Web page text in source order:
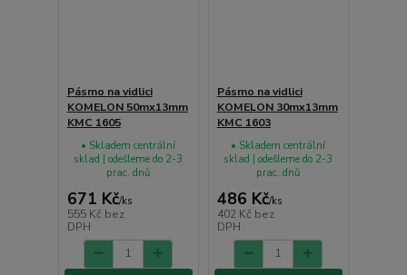
Pásmo na vidlici
KOMELON 50mx13mm
KMC 1605
671 Kč/ks
555 Kč bez
DPH
• Skladem centrální
sklad | odešleme do 2-3
prac. dnů
Pásmo na vidlici
KOMELON 30mx13mm
KMC 1603
486 Kč/ks
402 Kč bez
DPH
• Skladem centrální
sklad | odešleme do 2-3
prac. dnů